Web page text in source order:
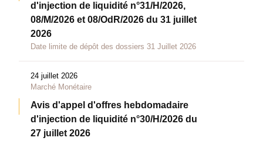
d'injection de liquidité n°31/H/2026,
08/M/2026 et 08/OdR/2026 du 31 juillet
2026
Date limite de dépôt des dossiers 31 Juillet 2026
24 juillet 2026
Marché Monétaire
Avis d'appel d'offres hebdomadaire
d'injection de liquidité n°30/H/2026 du
27 juillet 2026